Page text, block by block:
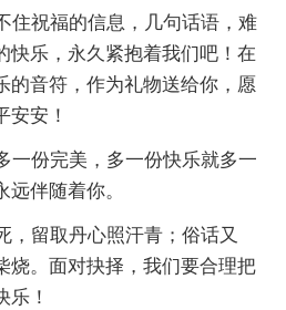
住祝福的信息，几句话语，难
快乐，永久紧抱着我们吧！在
的音符，作为礼物送给你，愿
安安！
一份完美，多一份快乐就多一
伴随着你。
，留取丹心照汗青；俗话又
烧。面对抉择，我们要合理把
乐！